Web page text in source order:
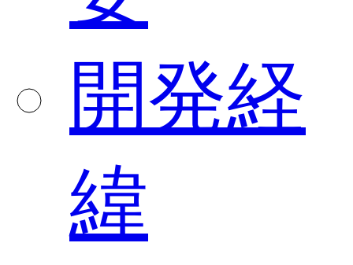
開発経
緯